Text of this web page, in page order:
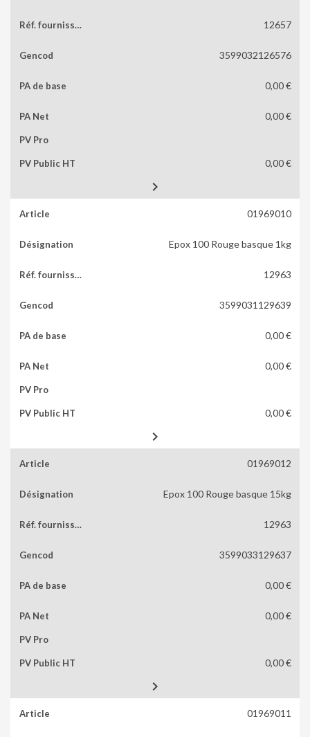
12657
3599032126576
0,00 €
0,00 €
0,00 €

01969010
Epox 100 Rouge basque 1kg
12963
3599031129639
0,00 €
0,00 €
0,00 €

01969012
Epox 100 Rouge basque 15kg
12963
3599033129637
0,00 €
0,00 €
0,00 €

01969011